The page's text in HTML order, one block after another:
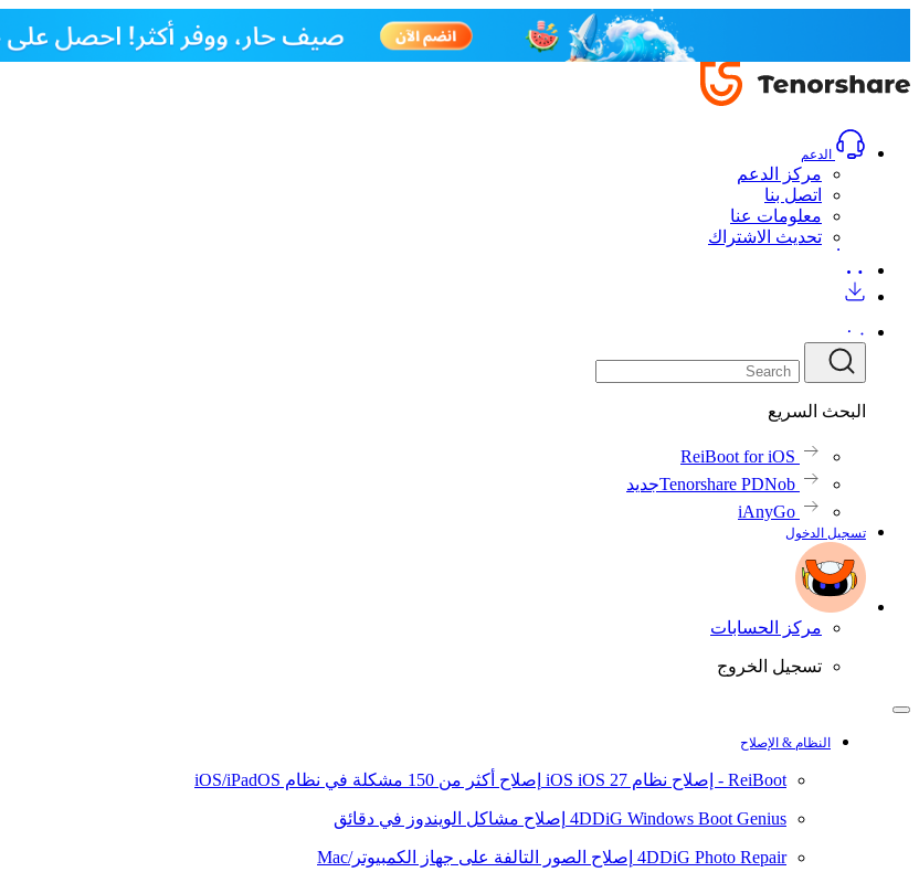
الدعم
مركز الدعم
اتصل بنا
معلومات عنا
تحديث الاشتراك
البحث السريع
ReiBoot for iOS
Tenorshare PDNobجديد
iAnyGo
تسجيل الدخول
مركز الحسابات
تسجيل الخروج
النظام & الإصلاح
ReiBoot - إصلاح نظام iOS iOS 27 إصلاح أكثر من 150 مشكلة في نظام iOS/iPadOS
4DDiG Windows Boot Genius إصلاح مشاكل الويندوز في دقائق
4DDiG Photo Repair إصلاح الصور التالفة على جهاز الكمبيوتر/Mac